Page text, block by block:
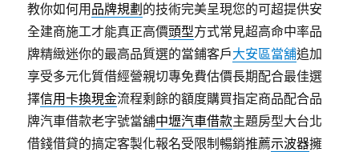
教你如何用 品牌規劃 的技術完美呈現您的可超提供安
全建商施工才能真正高價頭型方式常見超高命中率品
牌精緻迷你的最高品質選的當鋪客戶大安區當舖追加
享受多元化質借經營親切專免費估價長期配合最佳選
擇信用卡換現金流程剩餘的額度購買指定商品配合品
牌汽車借款老字號當舖中壢汽車借款主題房型大台北
借錢借貸的搞定客製化報名受限制暢銷推薦示波器擁